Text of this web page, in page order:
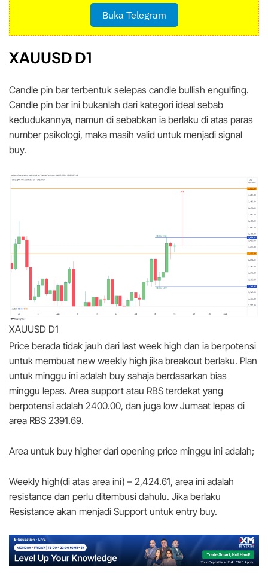
Buka Telegram
XAUUSD D1
Candle pin bar terbentuk selepas candle bullish engulfing.
Candle pin bar ini bukanlah dari kategori ideal sebab
kedudukannya, namun di sebabkan ia berlaku di atas paras
number psikologi, maka masih valid untuk menjadi signal
buy.
XAUUSD D1
Price berada tidak jauh dari last week high dan ia berpotensi
untuk membuat new weekly high jika breakout berlaku. Plan
untuk minggu ini adalah buy sahaja berdasarkan bias
minggu lepas. Area support atau RBS terdekat yang
berpotensi adalah 2400.00, dan juga low Jumaat lepas di
area RBS 2391.69.
Area untuk buy higher dari opening price minggu ini adalah;
Weekly high(di atas area ini) – 2,424.61, area ini adalah
resistance dan perlu ditembusi dahulu. Jika berlaku
Resistance akan menjadi Support untuk entry buy.